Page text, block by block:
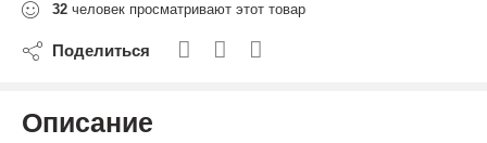
32 человек просматривают этот товар
Поделиться
Описание